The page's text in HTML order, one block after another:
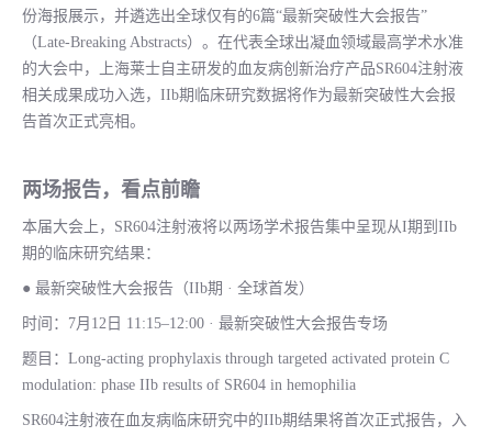
份海报展示，并遴选出全球仅有的6篇“最新突破性大会报告”
（Late-Breaking Abstracts）。在代表全球出凝血领域最高学术水准
的大会中，上海莱士自主研发的血友病创新治疗产品SR604注射液
相关成果成功入选，IIb期临床研究数据将作为最新突破性大会报
告首次正式亮相。
两场报告，看点前瞻
本届大会上，SR604注射液将以两场学术报告集中呈现从I期到IIb
期的临床研究结果：
● 最新突破性大会报告（IIb期 · 全球首发）
时间：7月12日 11:15–12:00 · 最新突破性大会报告专场
题目：Long-acting prophylaxis through targeted activated protein C
modulation: phase IIb results of SR604 in hemophilia
SR604注射液在血友病临床研究中的IIb期结果将首次正式报告，入